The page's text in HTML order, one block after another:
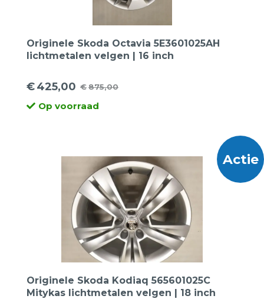
Originele Skoda Octavia 5E3601025AH
lichtmetalen velgen | 16 inch
€875,00
Oorspronkelijke
prijs
€425,00
Huidige
prijsOp voorraad
Actie
Originele Skoda Kodiaq 565601025C
Mitykas lichtmetalen velgen | 18 inch